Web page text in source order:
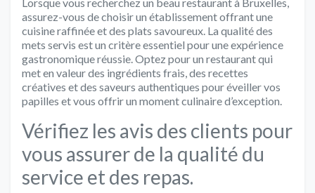
assurez-vous de choisir un établissement offrant une
cuisine raffinée et des plats savoureux. La qualité des
mets servis est un critère essentiel pour une expérience
gastronomique réussie. Optez pour un restaurant qui
met en valeur des ingrédients frais, des recettes
créatives et des saveurs authentiques pour éveiller vos
papilles et vous offrir un moment culinaire d’exception.
Vérifiez les avis des clients pour
vous assurer de la qualité du
service et des repas.